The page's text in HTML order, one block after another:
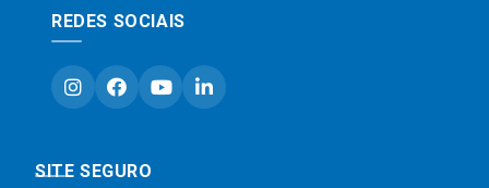
REDES SOCIAIS
SITE SEGURO